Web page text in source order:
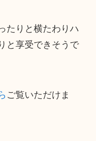
たりと横たわりハ
と享受できそうで
ご覧いただけま